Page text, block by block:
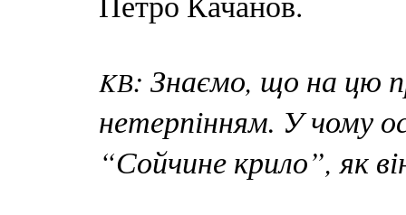
KВ: Знаємо, що на цю
нетерпінням. У чому
“Сойчине крило”, як